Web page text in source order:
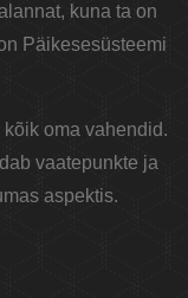
kuna ta on
Päikesesüsteemi
oma vahendid.
vaatepunkte ja
aspektis.